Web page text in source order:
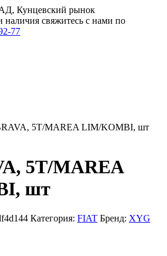
Кунцевский рынок
наличия свяжитесь с нами по
77
5T/MAREA LIM/KOMBI, шт
5T/MAREA
шт
Категория: FIAT Бренд: XYG